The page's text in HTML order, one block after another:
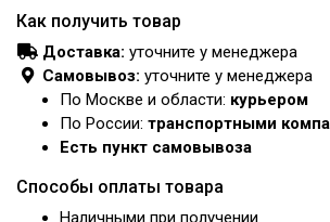
Как получить товар
Доставка: уточните у менеджера
Самовывоз: уточните у менеджера
По Москве и области: курьером
По России: транспортными
Есть пункт самовывоза
Способы оплаты товара
Наличными при получении